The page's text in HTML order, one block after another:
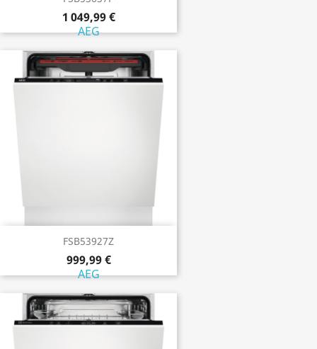
1 049,99 €
AEG
FSB53927Z
999,99 €
AEG